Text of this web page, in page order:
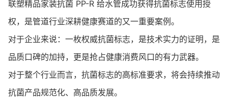
联塑精品家装抗菌 PP-R 给水管成功获得抗菌标志使用授
权，是管道行业深耕健康赛道的又一重要案例。
对于企业来说：一枚权威抗菌标志，是技术实力的证明，是
品质口碑的加持，更是抢占健康消费风口的有力武器。
对于整个行业而言，抗菌标志的高标准要求，将会持续推动
抗菌产品规范化、高品质发展。